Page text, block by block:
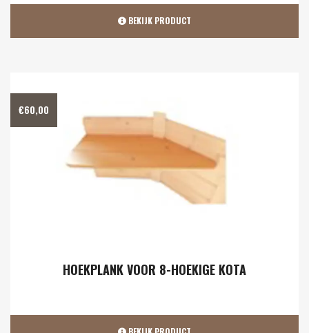
BEKIJK PRODUCT
€60,00
HOEKPLANK VOOR 8-HOEKIGE KOTA